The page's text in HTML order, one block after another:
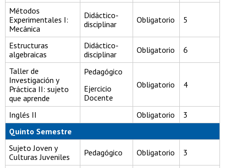
Métodos
Experimentales I:
Mecánica
Didáctico-
disciplinar
Obligatorio 5
Estructuras
algebraicas
Didáctico-
disciplinar
Obligatorio 6
Taller de
Investigación y
Práctica II: sujeto
que aprende
Pedagógico
Ejercicio
Docente
Obligatorio 4
Inglés II Obligatorio
3
Quinto Semestre
Sujeto Joven y
Culturas Juveniles
Pedagógico Obligatorio 3